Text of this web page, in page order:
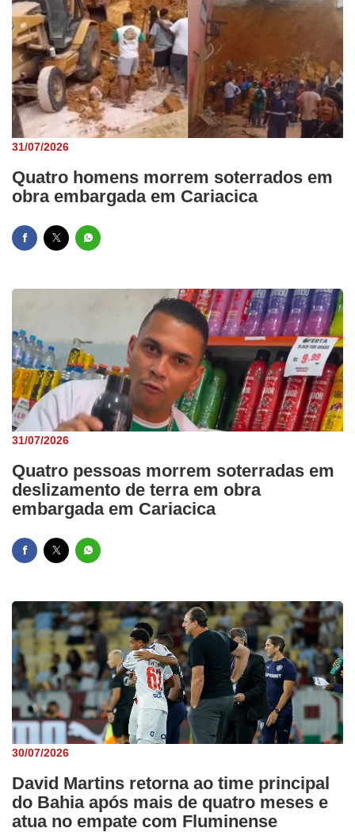
31/07/2026
Quatro homens morrem soterrados em
obra embargada em Cariacica
31/07/2026
Quatro pessoas morrem soterradas em
deslizamento de terra em obra
embargada em Cariacica
30/07/2026
David Martins retorna ao time principal
do Bahia após mais de quatro meses e
atua no empate com Fluminense